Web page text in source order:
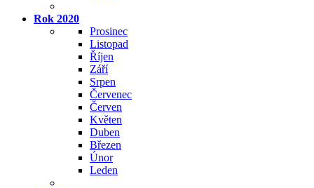
Rok 2020
Prosinec
Listopad
Říjen
Září
Srpen
Červenec
Červen
Květen
Duben
Březen
Únor
Leden